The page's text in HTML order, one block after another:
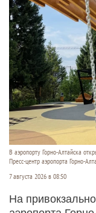
В аэропорту Горно-Алтайска
Пресс-центр аэропорта Горно-
7 августа 2026 в 08:50
На